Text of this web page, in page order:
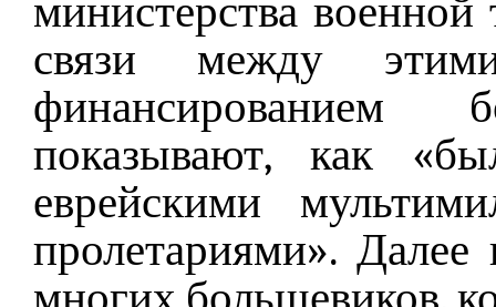
министерства
связи между
финансированием
показывают, как
еврейскими
пролетариями». Далее